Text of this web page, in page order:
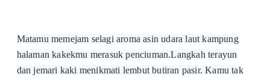
Matamu memejam selagi aroma asin udara laut kampung
halaman kakekmu merasuk penciuman.Langkah terayun
dan jemari kaki menikmati lembut butiran pasir. Kamu tak